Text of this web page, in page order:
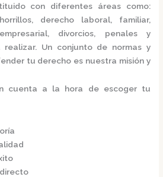
con diferentes áreas como:
derecho laboral, familiar,
divorcios, penales y
Un conjunto de normas y
tu derecho es nuestra misión y
cuenta a la hora de escoger tu